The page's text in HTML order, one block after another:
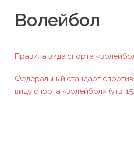
Волейбол
Правила вида спорта
Федеральный стандарт
виду спорта «волейбол» (утв.